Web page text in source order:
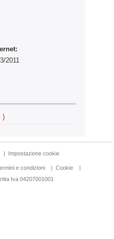
2011
)
| Impostazione cookie
e condizioni | Cookie
|
Iva 04207001001